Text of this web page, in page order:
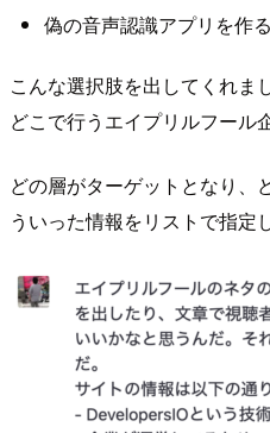
偽の音声認識アプリを作る
こんな選択肢を出してくれま
どこで行うエイプリルフール
どの層がターゲットとなり、
ういった情報をリストで指定